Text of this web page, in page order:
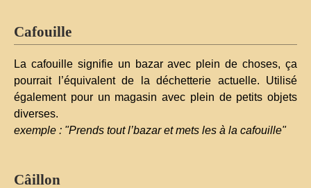
Cafouille
La cafouille signifie un bazar avec plein de choses, ça
pourrait l’équivalent de la déchetterie actuelle. Utilisé
également pour un magasin avec plein de petits objets
diverses.
exemple : "Prends tout l’bazar et mets les à la cafouille"
Câillon